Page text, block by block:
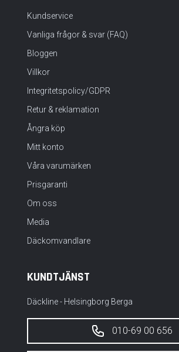
Kundservice
Vanliga frågor & svar (FAQ)
Bloggen
Villkor
Integritetspolicy/GDPR
Retur & reklamation
Ångra köp
Mitt konto
Våra varumärken
Prisgaranti
Om oss
Media
Däckomvandlare
KUNDTJÄNST
Däckline - Helsingborg Berga
010-69 00 656